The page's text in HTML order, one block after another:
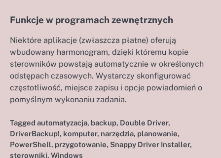
Funkcje w programach zewnętrznych
Niektóre aplikacje (zwłaszcza płatne) oferują
wbudowany harmonogram, dzięki któremu kopie
sterowników powstają automatycznie w określonych
odstępach czasowych. Wystarczy skonfigurować
częstotliwość, miejsce zapisu i opcje powiadomień o
pomyślnym wykonaniu zadania.
Tagged automatyzacja, backup, Double Driver,
DriverBackup!, komputer, narzędzia, planowanie,
PowerShell, przygotowanie, Snappy Driver Installer,
sterowniki, Windows